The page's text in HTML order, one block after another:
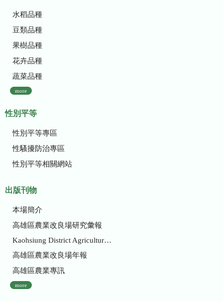
水稻品種
豆類品種
果樹品種
花卉品種
蔬菜品種
more
性別平等
性別平等專區
性騷擾防治專區
性別平等相關網站
出版刊物
本場簡介
高雄區農業改良場研究彙報
Kaohsiung District Agricultural Research and Extension Station
高雄區農業改良場年報
高雄區農業專訊
more